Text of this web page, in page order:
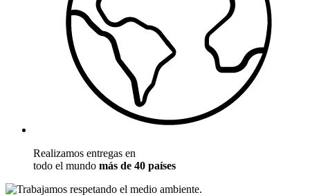
Realizamos entregas en
todo el mundo más de 40 países